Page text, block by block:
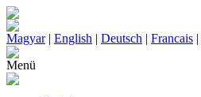
Magyar| English | Deutsch | Francais |
Menü